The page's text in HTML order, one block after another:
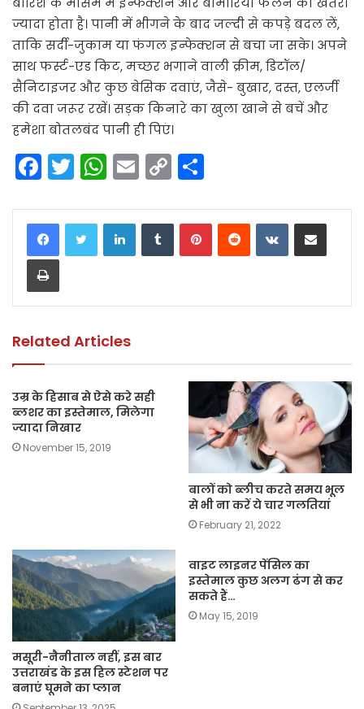
ज्यादा होता है। पानी में भीगने के बाद जल्दी से कपड़े बदल लें,
ताकि सर्दी-जुकाम या फंगल इन्फेक्शन से बचा जा सके। अपने
साथ फर्स्ट-एड किट, मच्छर भगाने वाली क्रीम, डिटॉल/
सैनिटाइजर और कुछ बेसिक दवाएं, जैसे- बुखार, दस्त, एलर्जी
की दवा जरूर रखें। सड़क किनारे का खुला खाने से बचें और
हमेशा बोतलबंद पानी ही पिएं।
F
a
c
e
b
o
k
T
w
itt
er
W
h
a
ts
p
E
m
ai
l
C
o
p
y
n
ar
e
LinkedInTumblrPinterestReddit VKontakteShare via Email
Print
Related Articles
उम्र के हिसाब से ऐसे करे सही
ब्लशर का इस्तेमाल, मिलेगा
ज्यादा निखार
November 15, 2019
बालों को ब्लीच करते समय भूल
से भी ना करें ये चार गलतियां
February 21, 2022
मसूरी-नैनीताल नहीं, इस बार
उत्तराखंड के इस हिल स्टेशन पर
बनाएं घूमने का प्लान
वाइट लाइनर पेंसिल का
इस्तेमाल कुछ अलग ढंग से कर
सकते हैं…
May 15, 2019